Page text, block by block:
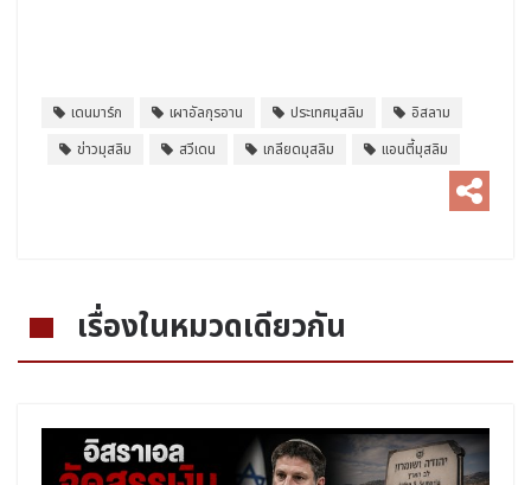
เดนมาร์ก เผาอัลกุรอาน ประเทศมุสลิม
อิสลาม
ข่าวมุสลิม
สวีเดน เกลียดมุสลิม แอนตี้มุสลิม
เรื่องในหมวดเดียวกัน